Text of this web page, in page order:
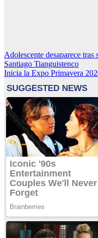
Navegación
de
entradas
Adolescente desaparece
Santiago Tianguistenco
Inicia la Expo Primavera